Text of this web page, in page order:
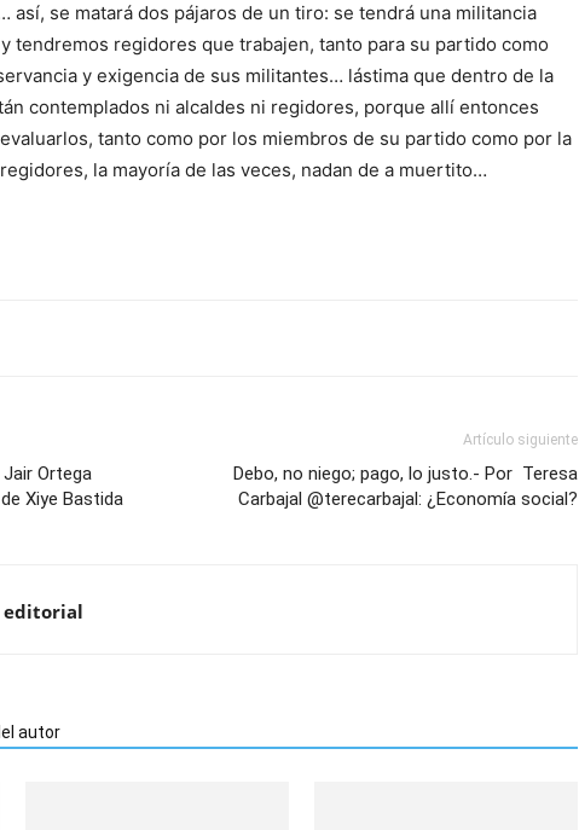
así, se matará dos pájaros de un tiro: se tendrá una militancia
tendremos regidores que trabajen, tanto para su partido como
y exigencia de sus militantes… lástima que dentro de la
contemplados ni alcaldes ni regidores, porque allí entonces
tanto como por los miembros de su partido como por la
la mayoría de las veces, nadan de a muertito…
Ortega
Xiye Bastida
Artículo siguiente
Debo, no niego; pago, lo justo.- Por Teresa
Carbajal @terecarbajal: ¿Economía social?
editorial
autor